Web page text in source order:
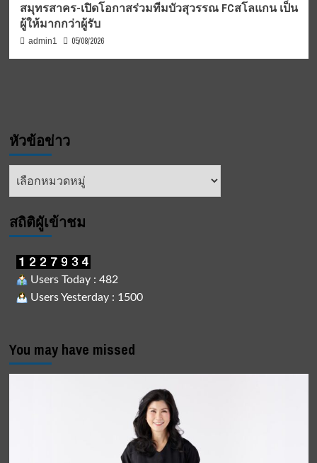
สมุทรสาคร-เปิดโอกาสร่วมทีมบัวสุวรรณ FCสโลแกน เป็น
ผู้ให้มากกว่าผู้รับ
admin1 05/08/2026
หัวข้อข่าว
หัวข้อ
สถิติผูัเข้าชม
Users Today : 482
Users Yesterday : 1500
You may have missed